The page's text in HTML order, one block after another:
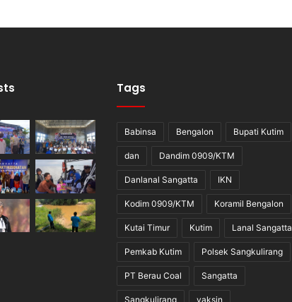
Tags
Babinsa Bengalon Bupati Kutim
dan Dandim 0909/KTM
Danlanal Sangatta IKN
Kodim 0909/KTM Koramil Bengalon
Kutai Timur Kutim Lanal Sangatta
Pemkab Kutim Polsek Sangkulirang
PT Berau Coal Sangatta
Sangkulirang vaksin